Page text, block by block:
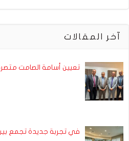
آخر المقالات
تعيين أسامة الصامت
في تجربة جديدة تجمع بين